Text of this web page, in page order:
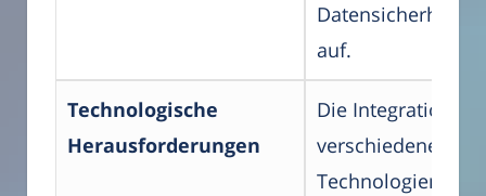
Datensicherheit
auf.
Technologische
Herausforderungen
Die Integration
verschiedener
Technologien